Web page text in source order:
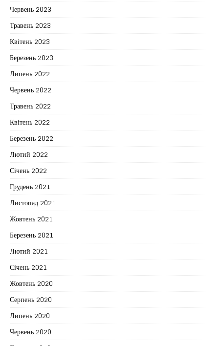
Червень 2023
Травень 2023
Квітень 2023
Березень 2023
Липень 2022
Червень 2022
Травень 2022
Квітень 2022
Березень 2022
Лютий 2022
Січень 2022
Грудень 2021
Листопад 2021
Жовтень 2021
Березень 2021
Лютий 2021
Січень 2021
Жовтень 2020
Серпень 2020
Липень 2020
Червень 2020